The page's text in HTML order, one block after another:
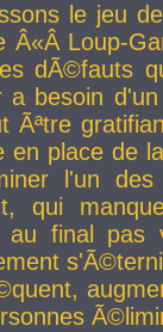
le jeu
Â«Â Loup-
dÃ©fauts
a besoin
Ãªtre
en place de
l'un
qui
au final pas